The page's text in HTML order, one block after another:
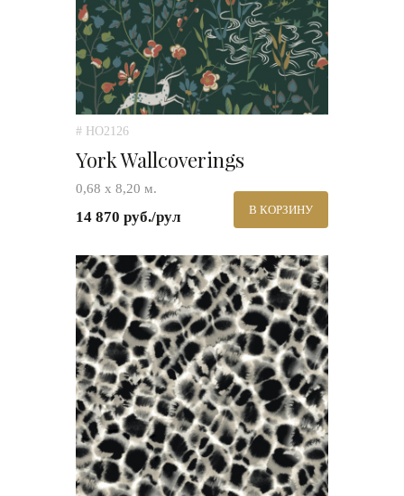
# HO2126
York Wallcoverings
0,68 х 8,20 м.
14 870 руб./рул В КОРЗИНУ